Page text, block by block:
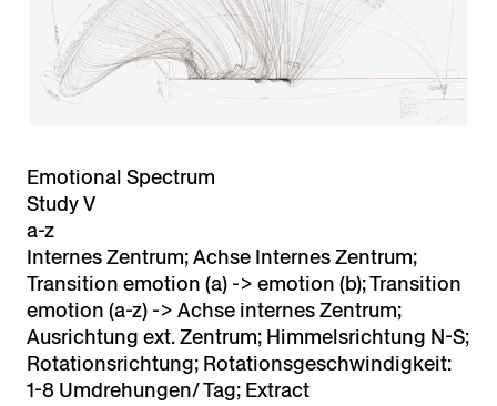
Emotional Spectrum
Study V
a-z
Internes Zentrum; Achse Internes Zentrum;
Transition emotion (a) -> emotion (b); Transition
emotion (a-z) -> Achse internes Zentrum;
Ausrichtung ext. Zentrum; Himmelsrichtung N-S;
Rotationsrichtung; Rotationsgeschwindigkeit:
1-8 Umdrehungen/ Tag; Extract